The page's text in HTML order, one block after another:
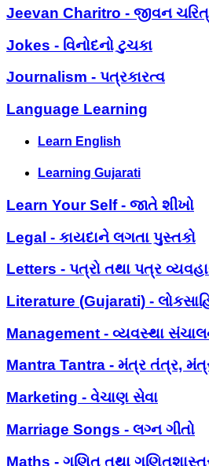
Jeevan Charitro - જીવન
Jokes - વિનોદનો ટુચકા
Journalism - પત્રકારત્વ
Language Learning
Learn English
Learning Gujarati
Learn Your Self - જાતે શીખો
Legal - કાયદાને લગતા પુસ્તકો
Letters - પત્રો તથા પત્ર
Literature (Gujarati) -
Management - વ્યવસ્થા
Mantra Tantra - મંત્ર તંત્ર,
Marketing - વેચાણ સેવા
Marriage Songs - લગ્ન ગીતો
Maths - ગણિત તથા